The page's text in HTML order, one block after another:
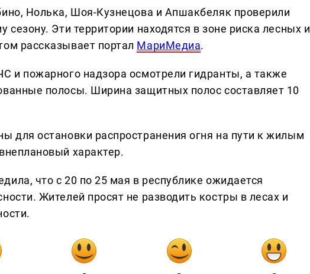
Нолька, Шоя-Кузнецова и Апшакбеляк проверили
сезону. Эти территории находятся в зоне риска лесных и
рассказывает портал МариМедиа.
и пожарного надзора осмотрели гидранты, а также
полосы. Ширина защитных полос составляет 10
для остановки распространения огня на пути к жилым
характер.
что с 20 по 25 мая в республике ожидается
Жителей просят не разводить костры в лесах и